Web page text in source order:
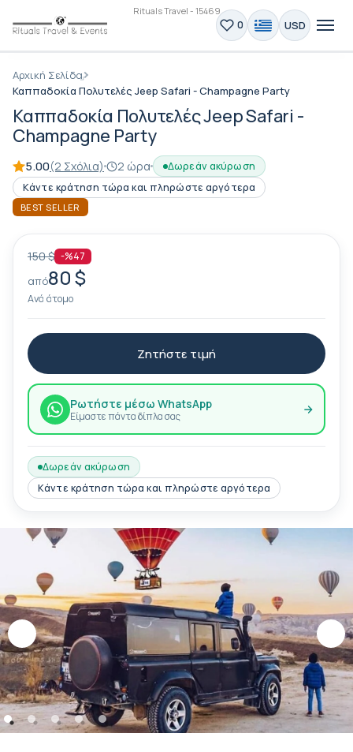
Rituals Travel - 15469
0 USD
Αρχική Σελίδα
Καππαδοκία Πολυτελές Jeep Safari - Champagne Party
Καππαδοκία Πολυτελές Jeep Safari -
Champagne Party
5.00(2 Σχόλια) 2 ώρα
Δωρεάν ακύρωση
Κάντε κράτηση τώρα και πληρώστε αργότερα
BEST SELLER
150 $ -%47
από80 $
Ανά άτομο
Ζητήστε τιμή
Ρωτήστε μέσω WhatsApp
Είμαστε πάντα δίπλα σας
Δωρεάν ακύρωση
Κάντε κράτηση τώρα και πληρώστε αργότερα